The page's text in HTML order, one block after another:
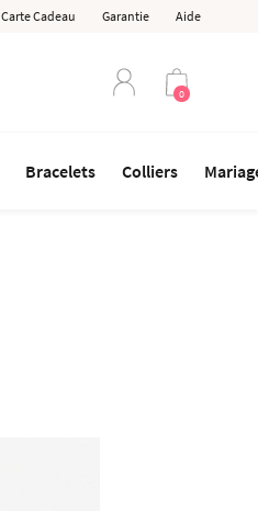
Carte Cadeau Garantie Aide
0
Bracelets Colliers